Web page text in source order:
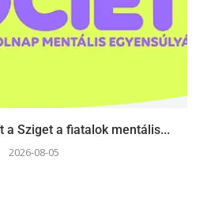
a Sziget a fiatalok mentális...
2026-08-05